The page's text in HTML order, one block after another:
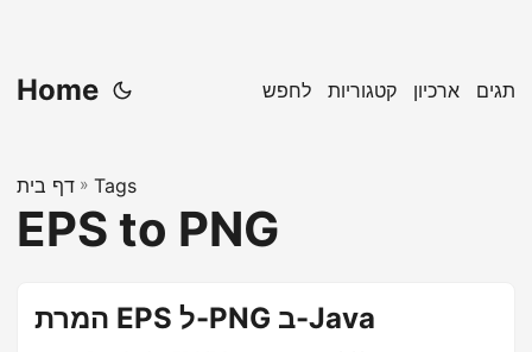
Home לחפש קטגוריות ארכיון תגים
דף בית » Tags
EPS to PNG
המרת EPS ל-PNG ב-Java